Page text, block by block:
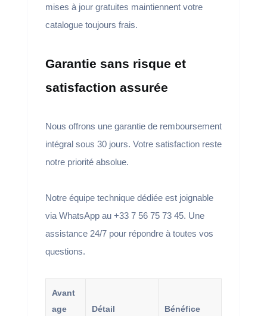
mises à jour gratuites maintiennent votre
catalogue toujours frais.
Garantie sans risque et
satisfaction assurée
Nous offrons une garantie de remboursement
intégral sous 30 jours. Votre satisfaction reste
notre priorité absolue.
Notre équipe technique dédiée est joignable
via WhatsApp au +33 7 56 75 73 45. Une
assistance 24/7 pour répondre à toutes vos
questions.
Avant
age
Détail
Bénéfice